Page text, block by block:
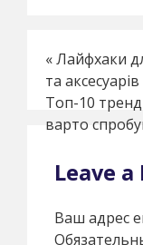
«Лайфхаки
та аксесуарів
Топ-10
варто
Leave a
Ваш адрес